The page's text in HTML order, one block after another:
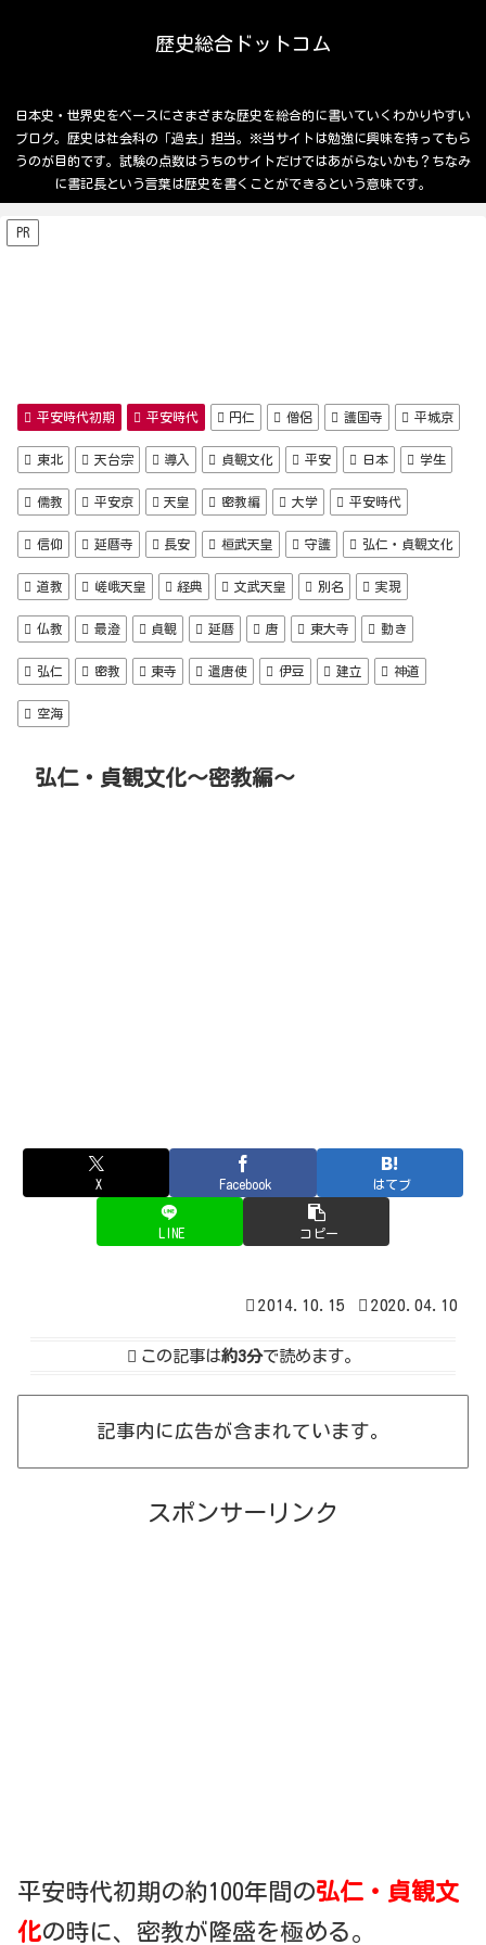
歴史総合ドットコム
日本史・世界史をベースにさまざまな歴史を総合的に書いていくわかりやすい
ブログ。歴史は社会科の「過去」担当。※当サイトは勉強に興味を持ってもら
うのが目的です。試験の点数はうちのサイトだけではあがらないかも？ちなみ
に書記長という言葉は歴史を書くことができるという意味です。
PR
平安時代初期 平安時代 円仁 僧侶 護国寺 平城京
東北 天台宗 導入 貞観文化 平安 日本 学生
儒教 平安京 天皇 密教編 大学 平安時代
信仰 延暦寺 長安 桓武天皇 守護 弘仁・貞観文化
道教 嵯峨天皇 経典 文武天皇 別名 実現
仏教 最澄 貞観 延暦 唐 東大寺 動き
弘仁 密教 東寺 遣唐使 伊豆 建立 神道
空海
弘仁・貞観文化～密教編～
X Facebook はてブ
LINE コピー
2014.10.15 2020.04.10
この記事は約3分で読めます。
記事内に広告が含まれています。
スポンサーリンク
平安時代初期の約100年間の弘仁・貞観文
化の時に、密教が隆盛を極める。